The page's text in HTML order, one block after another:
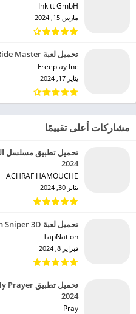
Inkitt GmbH‏
مارس 15, 2024
تحميل لعبة Ride Master مهكرة للاندرويد 2024
Freeplay Inc‏
يناير 17, 2024
مشاركات أعلى تقييمًا
تحميل تطبيق مسلسل
2024
ACHRAF HAMOUCHE‏
يناير 30, 2024
تحميل لعبة American Sniper 3D مهكرة للاندرويد 2024
TapNation‏
فبراير 8, 2024
2024
Pray‏